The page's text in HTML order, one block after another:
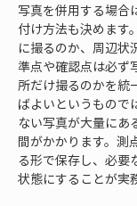
写真を併用する場合
付け方法も決めます
に撮るのか、周辺状
準点や確認点は必ず
所だけ撮るのかを統
ばよいというもので
ない写真が大量にあ
間がかかります。測
る形で保存し、必要
状態にすることが実